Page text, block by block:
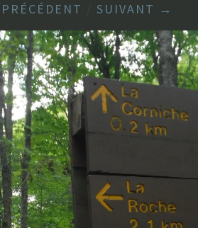
SUIVANT →